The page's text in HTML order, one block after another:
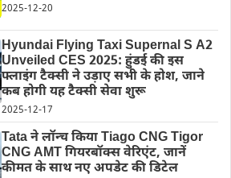
2025-12-20
Hyundai Flying Taxi Supernal S A2
Unveiled CES 2025: हुंडई की इस
फ्लाइंग टैक्सी ने उड़ाए सभी के होश, जाने
कब होगी यह टैक्सी सेवा शुरू
2025-12-17
Tata ने लॉन्च किया Tiago CNG Tigor
CNG AMT गियरबॉक्स वेरिएंट, जानें
कीमत के साथ नए अपडेट की डिटेल